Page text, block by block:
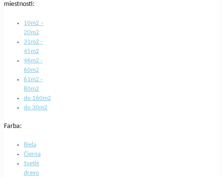
miestnosti:
10m2 –
20m2
31m2 -
45m2
46m2 -
60m2
61m2 -
80m2
do 160m2
do 30m2
Farba:
Biela
Čierna
Svetlé
drevo